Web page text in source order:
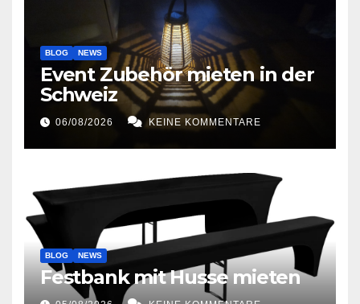
BLOG NEWS
Event Zubehör mieten in der
Schweiz
06/08/2026 KEINE KOMMENTARE
BLOG NEWS
Festbank mit Husse mieten